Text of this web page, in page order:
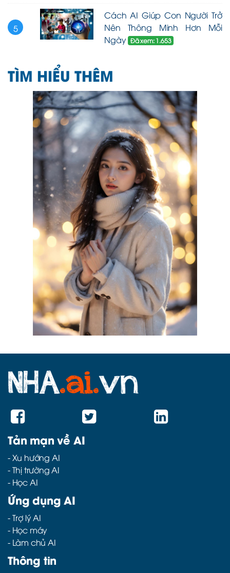
5
Cách AI Giúp Con Người Trở
Nên Thông Minh Hơn Mỗi
Ngày Đã xem: 1.653
TÌM HIỂU THÊM
Tản mạn về AI
-Xu hướng AI
-Thị trường AI
- Học AI
Ứng dụng AI
-Trợ lý AI
- Học máy
- Làm chủ AI
Thông tin